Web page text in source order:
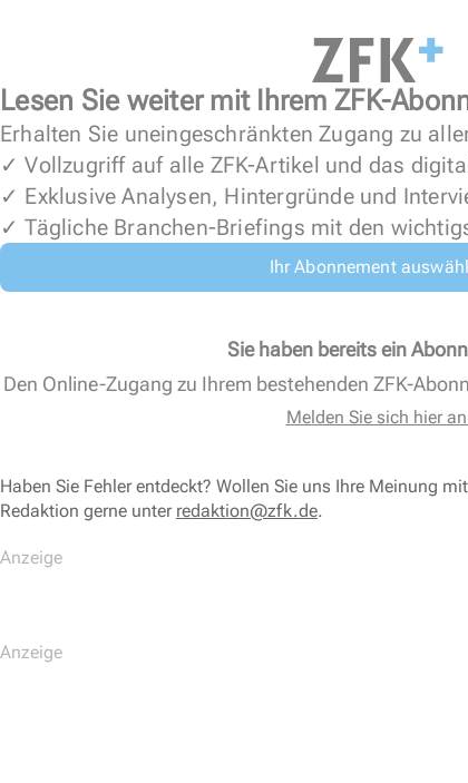
Lesen Sie weiter mit Ihrem ZFK-
Erhalten Sie uneingeschränkten Zugang zu
✓ Vollzugriff auf alle ZFK-Artikel und das
✓ Exklusive Analysen, Hintergründe und
✓ Tägliche Branchen-Briefings mit den
Ihr Abonnement
Sie haben bereits ein
Den Online-Zugang zu Ihrem bestehenden ZFK-
Melden Sie sich hier
Haben Sie Fehler entdeckt? Wollen Sie uns Ihre Meinung
Redaktion gerne unter redaktion@zfk.de.